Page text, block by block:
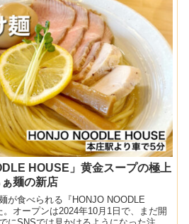
HOUSE」黄金スープの極上
麺の新店
が食べられる『HONJO NOODLE
オープンは2024年10月1日で、まだ開